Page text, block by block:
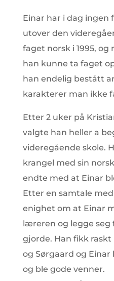
Einar har i dag ingen
utover den
faget norsk i 1995,
han kunne ta faget
han endelig bestått
karakterer man ikke
Etter 2 uker på
valgte han heller a
videregående skole.
krangel med sin
endte med at Einar
Etter en samtale
enighet om at Einar
læreren og legge seg
gjorde. Han fikk
og Sørgaard og Einar
og ble gode venner.